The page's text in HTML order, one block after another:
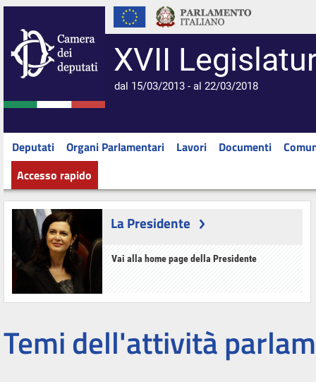
XVII
dal 15/03/2013 - al 22/03/2018
Deputati Organi Parlamentari Lavori Documenti
Accesso rapido
La Presidente
Vai alla home page della Presidente
Temi dell'attività